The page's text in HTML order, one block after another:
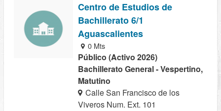
Centro de Estudios de
Bachillerato 6/1
Aguascalientes
0 Mts
Público (Activo 2026)
Bachillerato General - Vespertino,
Matutino
Calle San Francisco de los
Viveros Num. Ext. 101